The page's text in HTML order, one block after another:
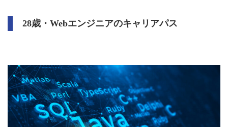
28歳・Webエンジニアのキャリアパス